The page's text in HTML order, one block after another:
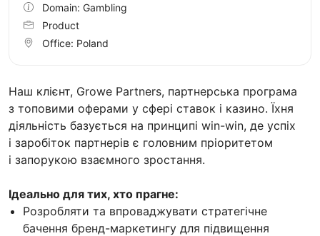
Наш клієнт, Growe Partners, партнерська програма
з топовими оферами у сфері ставок і казино. Їхня
діяльність базується на принципі win-win, де успіх
і заробіток партнерів є головним пріоритетом
і запорукою взаємного зростання.
Ідеально для тих, хто прагне:
Розробляти та впроваджувати стратегічне
бачення бренд-маркетингу для підвищення
Domain: Gambling
Product
Office: Poland